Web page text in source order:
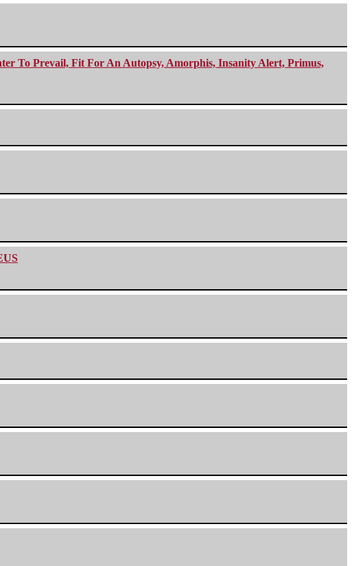
To Prevail, Fit For An Autopsy, Amorphis, Insanity Alert, Primus,